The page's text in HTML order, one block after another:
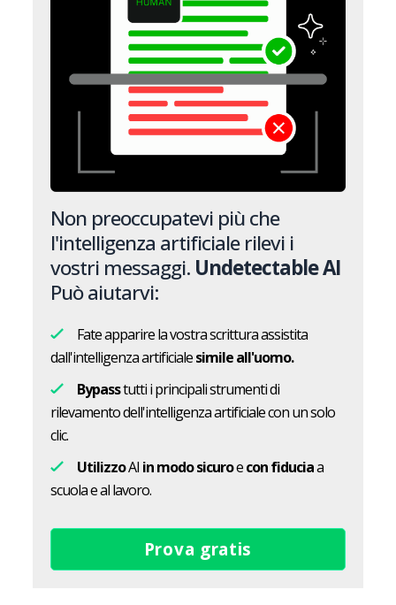
Non preoccupatevi più che
l'intelligenza artificiale rilevi i
vostri messaggi. Undetectable AI
Può aiutarvi:
Fate apparire la vostra scrittura assistita
dall'intelligenza artificialesimile all'uomo.
Bypasstutti i principali strumenti di
rilevamento dell'intelligenza artificiale con un solo
clic.
UtilizzoAI in modo sicuroecon fiduciaa
scuola e al lavoro.
Prova gratis